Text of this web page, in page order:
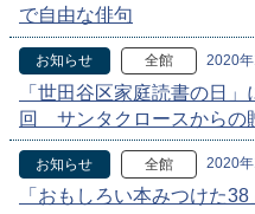
で自由な俳句
お知らせ 全館 2020
「世田谷区家庭読書の日
回 サンタクロースからの
お知らせ 全館 2020
「おもしろい本みつけた